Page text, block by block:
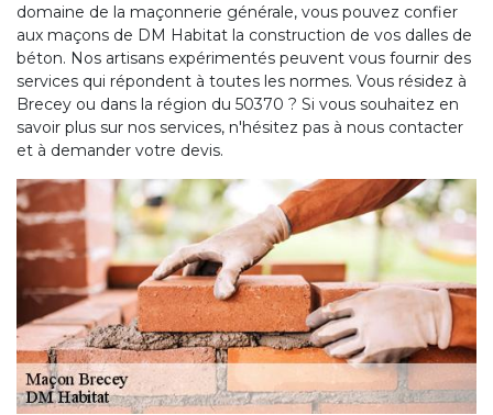
domaine de la maçonnerie générale, vous pouvez confier
aux maçons de DM Habitat la construction de vos dalles de
béton. Nos artisans expérimentés peuvent vous fournir des
services qui répondent à toutes les normes. Vous résidez à
Brecey ou dans la région du 50370 ? Si vous souhaitez en
savoir plus sur nos services, n'hésitez pas à nous contacter
et à demander votre devis.